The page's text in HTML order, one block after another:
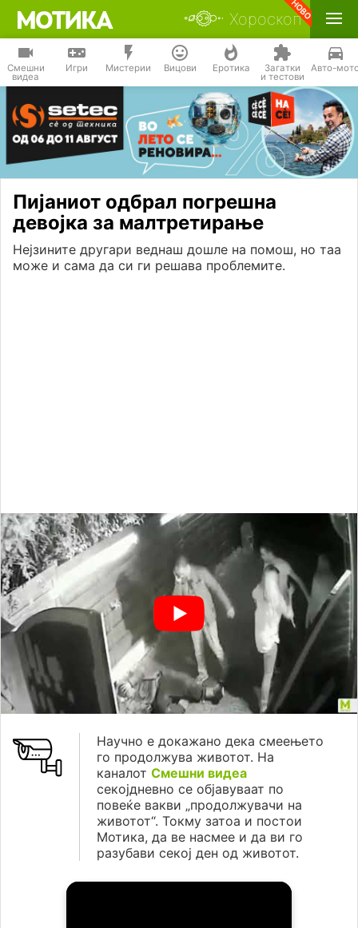
Хороскоп
Смешни
видеа
Игри Мистерии Вицови Еротика Загатки
и тестови
Авто-
Пијаниот одбрал погрешна
девојка за малтретирање
Нејзините другари веднаш дошле на помош, но таа
може и сама да си ги решава проблемите.
Научно е докажано дека смеењето
го продолжува животот. На
каналот Смешни видеа
секојдневно се објавуваат по
повеќе вакви „продолжувачи на
животот“. Токму затоа и постои
Мотика, да ве насмее и да ви го
разубави секој ден од животот.